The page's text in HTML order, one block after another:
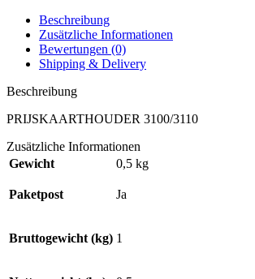
Beschreibung
Zusätzliche Informationen
Bewertungen (0)
Shipping & Delivery
Beschreibung
PRIJSKAARTHOUDER 3100/3110
Zusätzliche Informationen
Gewicht
0,5 kg
Paketpost Ja
Bruttogewicht (kg) 1